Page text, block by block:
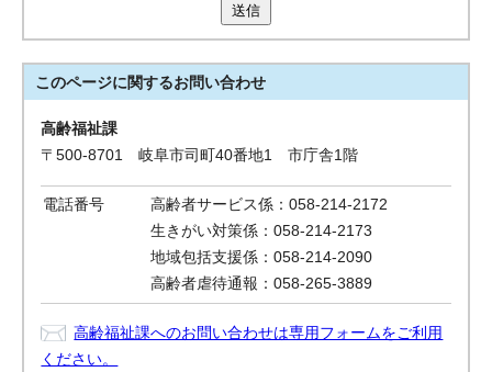
送信
このページに関するお問い合わせ
高齢福祉課
〒500-8701 岐阜市司町40番地1 市庁舎1階
電話番号
高齢者サービス係：058-214-2172
生きがい対策係：058-214-2173
地域包括支援係：058-214-2090
高齢者虐待通報：058-265-3889
高齢福祉課へのお問い合わせは専用フォームをご利用
ください。